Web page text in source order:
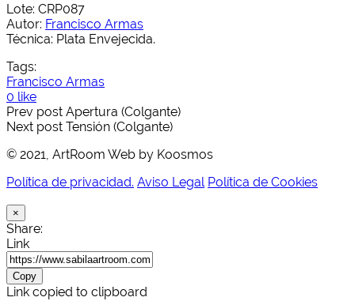
Lote: CRP087
Autor: Francisco Armas
Técnica: Plata Envejecida.
Tags:
Francisco Armas
0 like
Prev post Apertura (Colgante)
Next post Tensión (Colgante)
© 2021, ArtRoom Web by Koosmos
Política de privacidad. Aviso Legal Política de Cookies
×
Share:
Link
Copy
Link copied to clipboard